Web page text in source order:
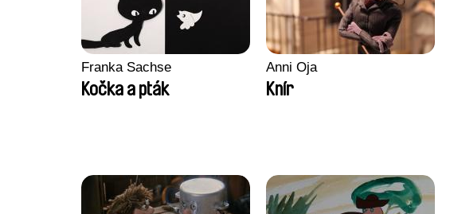
Franka Sachse
Kočka a pták
Anni Oja
Knír